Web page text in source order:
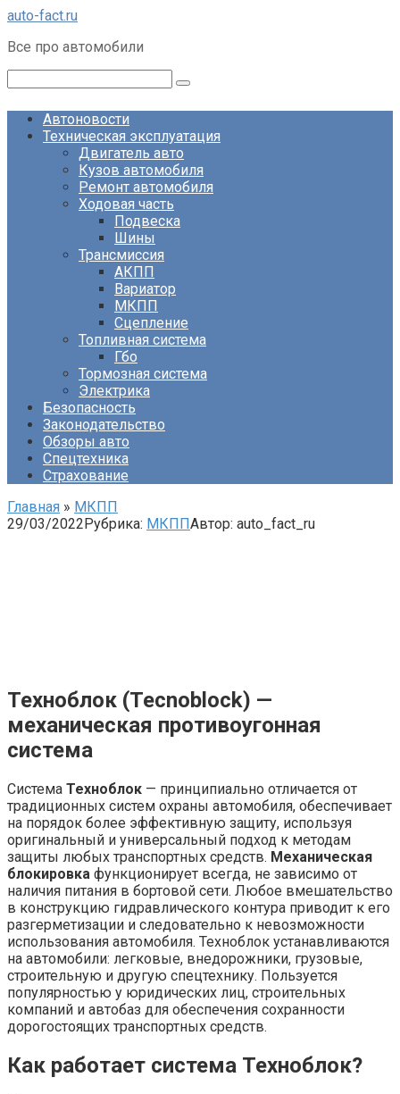
Перейти
контенту
auto-fact.ru
Все про автомобили
Автоновости
Техническая эксплуатация
Двигатель авто
Кузов автомобиля
Ремонт автомобиля
Ходовая часть
Подвеска
Шины
Трансмиссия
АКПП
Вариатор
МКПП
Сцепление
Топливная система
Гбо
Тормозная система
Электрика
Безопасность
Законодательство
Обзоры авто
Спецтехника
Страхование
Главная » МКПП
29/03/2022Рубрика: МКППАвтор: auto_fact_ru
Техноблок (Tecnoblock) —
механическая противоугонная
система
Система Техноблок — принципиально отличается от
традиционных систем охраны автомобиля, обеспечивает
на порядок более эффективную защиту, используя
оригинальный и универсальный подход к методам
защиты любых транспортных средств. Механическая
блокировка функционирует всегда, не зависимо от
наличия питания в бортовой сети. Любое вмешательство
в конструкцию гидравлического контура приводит к его
разгерметизации и следовательно к невозможности
использования автомобиля. Техноблок устанавливаются
на автомобили: легковые, внедорожники, грузовые,
строительную и другую спецтехнику. Пользуется
популярностью у юридических лиц, строительных
компаний и автобаз для обеспечения сохранности
дорогостоящих транспортных средств.
Как работает система Техноблок?